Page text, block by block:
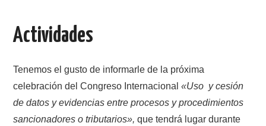
QUIÉNES SOMOS
ACTIVIDADES
CONTACTO
Actividades
Tenemos el gusto de informarle de la próxima
celebración del Congreso Internacional«Uso y cesión
de datos y evidencias entre procesos y procedimientos
sancionadores o tributarios»,que tendrá lugar durante